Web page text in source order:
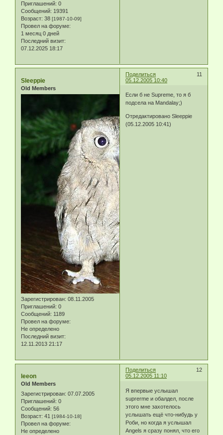
Приглашений: 0
Сообщений: 19391
Возраст: 38 [1987-10-09]
Провел на форуме:
1 месяц 0 дней
Последний визит:
07.12.2025 18:17
Поделиться
11
05.12.2005 10:40
Sleeppie
Old Members
Зарегистрирован: 08.11.2005
Приглашений: 0
Сообщений: 1189
Провел на форуме:
Не определено
Последний визит:
12.11.2013 21:17
Если б не Supreme, то я б
подсела на Mandalау;)
Отредактировано Sleeppie
(05.12.2005 10:41)
Поделиться
12
05.12.2005 11:10
leeon
Old Members
Зарегистрирован: 07.07.2005
Приглашений: 0
Сообщений: 56
Возраст: 41 [1984-10-18]
Провел на форуме:
Не определено
Я впервые услышал
suprerme и обалдел, после
этого мне захотелось
услышать ещё что-нибудь у
Роби, но когда я услышал
Angels я сразу понял, что его